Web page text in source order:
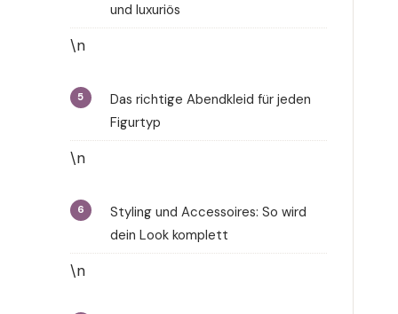
und luxuriös
\n
Das richtige Abendkleid für jeden
Figurtyp
\n
Styling und Accessoires: So wird
dein Look komplett
\n